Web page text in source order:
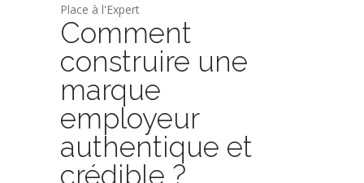
Place à l'Expert
Comment
construire une
marque
employeur
authentique et
crédible ?